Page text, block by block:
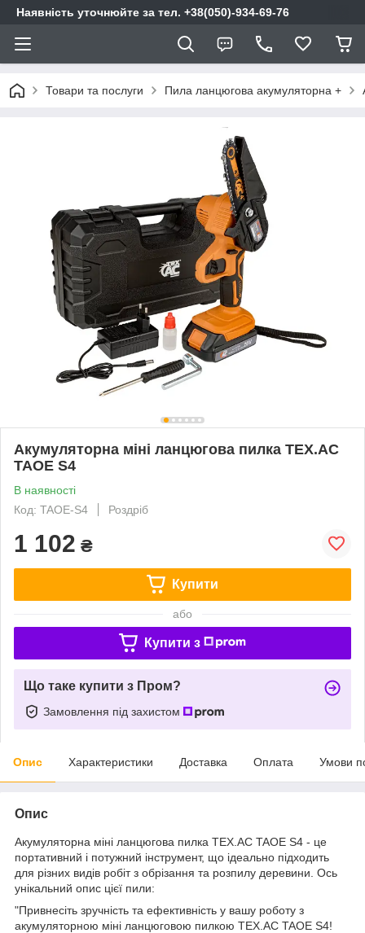
Наявність уточнюйте за тел. +38(050)-934-69-76
Товари та послуги Пила ланцюгова акумуляторна +
Акумуляторна міні ланцюгова пилка TEX.AC
TAOE S4
В наявності
Код: TAOE-S4
Роздріб
1 102 ₴
Купити
або
Купити з
Що таке купити з Пром?
Замовлення під захистом
Опис Характеристики Доставка Оплата Умови
Опис
Акумуляторна міні ланцюгова пилка TEX.AC TAOE S4 - це
портативний і потужний інструмент, що ідеально підходить
для різних видів робіт з обрізання та розпилу деревини. Ось
унікальний опис цієї пили:
"Привнесіть зручність та ефективність у вашу роботу з
акумуляторною міні ланцюговою пилкою TEX.AC TAOE S4!